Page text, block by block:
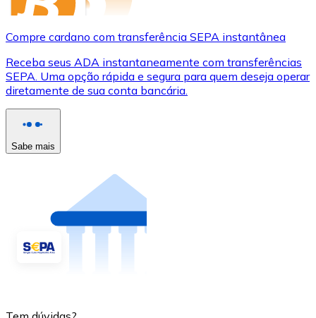
Compre cardano com transferência SEPA instantânea
Receba seus ADA instantaneamente com transferências
SEPA. Uma opção rápida e segura para quem deseja operar
diretamente de sua conta bancária.
Sabe mais